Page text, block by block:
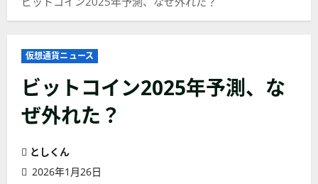
仮想通貨ニュース
ビットコイン2025年予測、な
ぜ外れた？
としくん
2026年1月26日